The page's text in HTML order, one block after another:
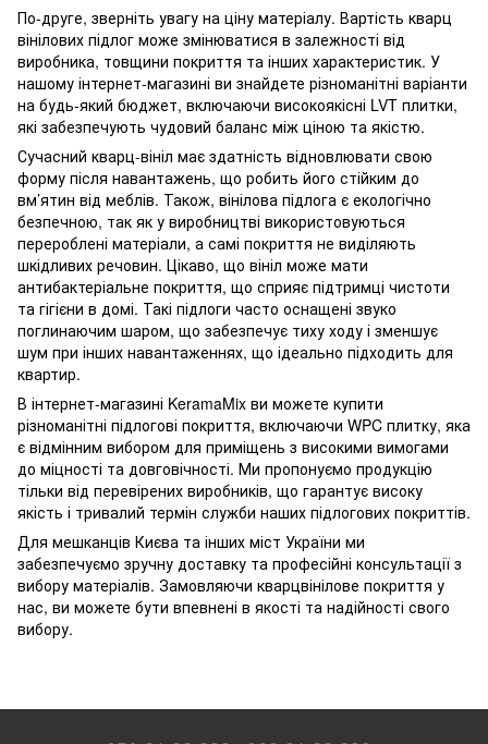
По-друге, зверніть увагу на ціну матеріалу. Вартість кварц
вінілових підлог може змінюватися в залежності від
виробника, товщини покриття та інших характеристик. У
нашому інтернет-магазині ви знайдете різноманітні варіанти
на будь-який бюджет, включаючи високоякісні LVT плитки,
які забезпечують чудовий баланс між ціною та якістю.
Сучасний кварц-вініл має здатність відновлювати свою
форму після навантажень, що робить його стійким до
вм’ятин від меблів. Також, вінілова підлога є екологічно
безпечною, так як у виробництві використовуються
перероблені матеріали, а самі покриття не виділяють
шкідливих речовин. Цікаво, що вініл може мати
антибактеріальне покриття, що сприяє підтримці чистоти
та гігієни в домі. Такі підлоги часто оснащені звуко
поглинаючим шаром, що забезпечує тиху ходу і зменшує
шум при інших навантаженнях, що ідеально підходить для
квартир.
В інтернет-магазині KeramaMix ви можете купити
різноманітні підлогові покриття, включаючи WPC плитку, яка
є відмінним вибором для приміщень з високими вимогами
до міцності та довговічності. Ми пропонуємо продукцію
тільки від перевірених виробників, що гарантує високу
якість і тривалий термін служби наших підлогових покриттів.
Для мешканців Києва та інших міст України ми
забезпечуємо зручну доставку та професійні консультації з
вибору матеріалів. Замовляючи кварцвінілове покриття у
нас, ви можете бути впевнені в якості та надійності свого
вибору.